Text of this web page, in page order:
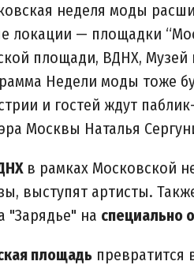
неделя моды
локации — площадки
площади, ВДНХ, Музей
Недели моды тоже
и гостей ждут
Москвы Наталья
в рамках Московской
выступят артисты.
"Зарядье" на специально
площадь превратится